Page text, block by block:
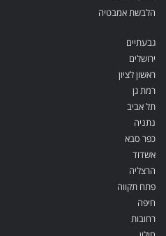
הלבשת אמבטיה
גבעתיים
ירושלים
ראשון לציון
רמת גן
תל אביב
נתניה
כפר סבא
אשדוד
הרצליה
פתח תקווה
חיפה
רחובות